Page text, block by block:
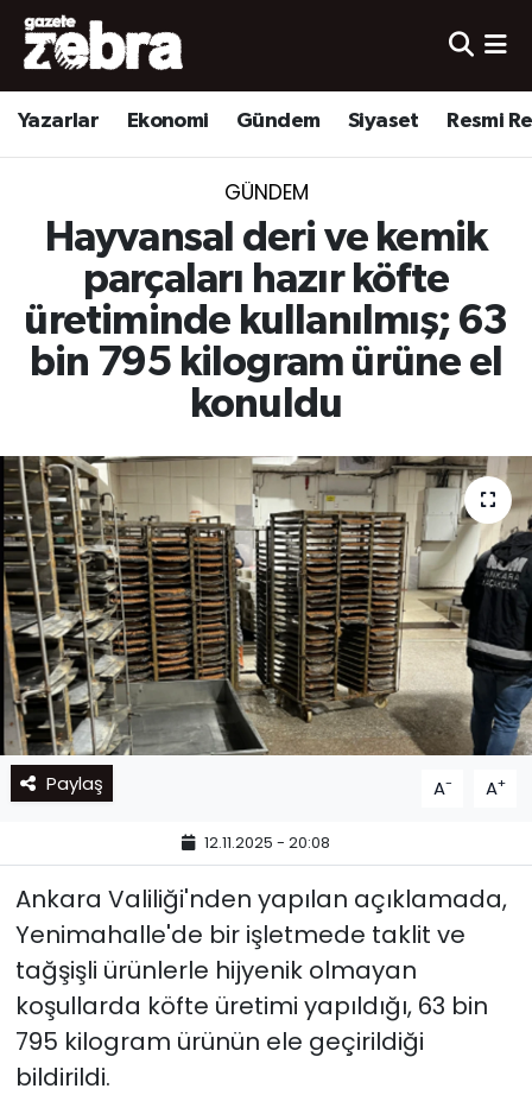
Yazarlar Ekonomi Gündem Siyaset Resmi
GÜNDEM
Hayvansal deri ve kemik
parçaları hazır köfte
üretiminde kullanılmış; 63
bin 795 kilogram ürüne el
konuldu
Paylaş A- A+
12.11.2025 - 20:08
Ankara Valiliği'nden yapılan açıklamada,
Yenimahalle'de bir işletmede taklit ve
tağşişli ürünlerle hijyenik olmayan
koşullarda köfte üretimi yapıldığı, 63 bin
795 kilogram ürünün ele geçirildiği
bildirildi.
Yazarlar
Ekonomi
Yerel
Spor
Nöbetçi Eczaneler
Hava Durumu
Süper Lig Puan Durumu ve Fikstür
Tüm Manşetler
Son Dakika Haberleri
Haber Arşivi